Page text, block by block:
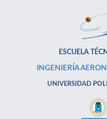
ESCUELA
INGENIERÍA
UNIVERSIDAD